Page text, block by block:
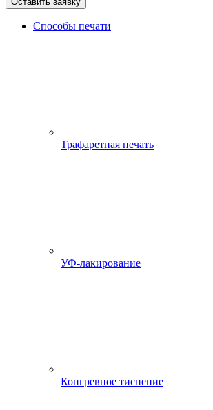
Способы печати
Трафаретная печать
УФ-лакирование
Конгревное тиснение